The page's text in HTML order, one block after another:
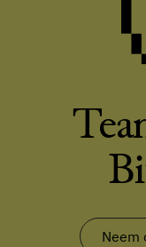
Neem